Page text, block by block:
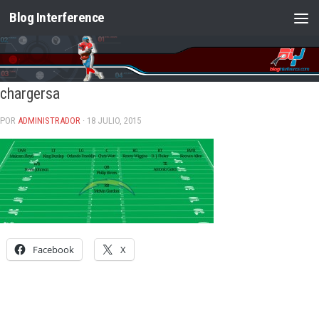
Saltar al contenido
Blog Interference
chargersa
POR ADMINISTRADOR · 18 JULIO, 2015
Facebook X